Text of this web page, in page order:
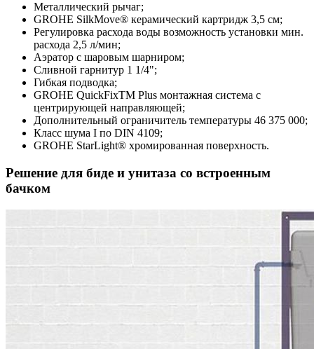
Металлический рычаг;
GROHE SilkMove® керамический картридж 3,5 см;
Регулировка расхода воды возможность установки мин.
расхода 2,5 л/мин;
Аэратор с шаровым шарниром;
Сливной гарнитур 1 1/4";
Гибкая подводка;
GROHE QuickFixTM Plus монтажная система с
центрирующей направляющей;
Дополнительный ограничитель температуры 46 375 000;
Класс шума I по DIN 4109;
GROHE StarLight® хромированная поверхность.
Решение для биде и унитаза со встроенным
бачком